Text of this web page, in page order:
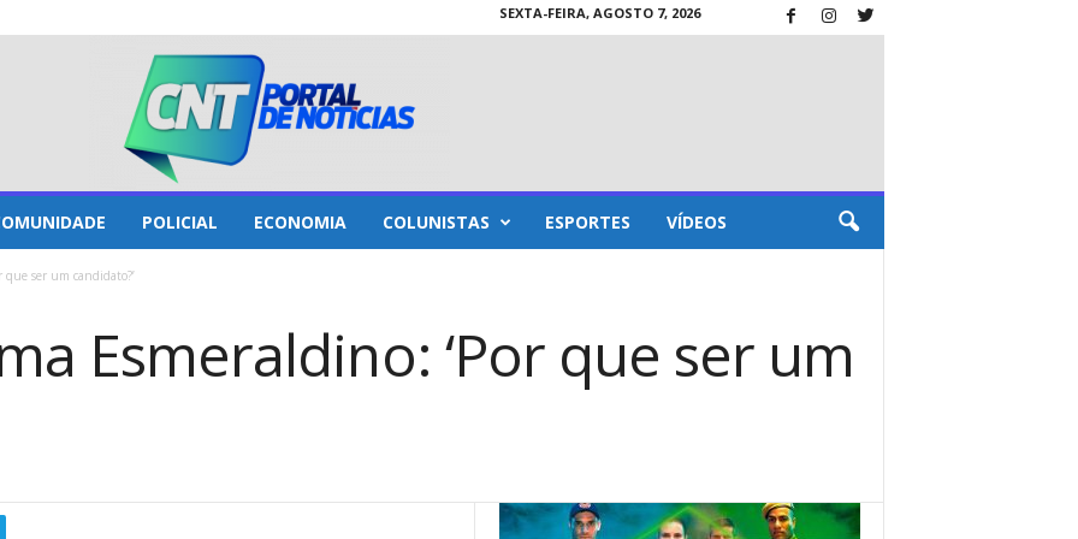
SEXTA-FEIRA, AGOSTO 7, 2026
POLICIAL ECONOMIA COLUNISTAS ESPORTES VÍDEOS
que ser um candidato?’
Esmeraldino: ‘Por que ser um